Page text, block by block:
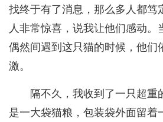
找终于有了消息，那么多人都笃
人非常惊喜，说我让他们感动。
偶然间遇到这只猫的时候，他们
激。
隔不久，我收到了一只超重
是一大袋猫粮，包装袋外面留着